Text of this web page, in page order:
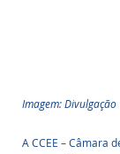
Imagem: Divulgação
A CCEE – Câmara